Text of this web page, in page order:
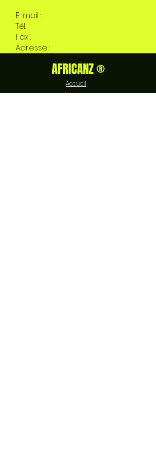
E-mail :
Tél. :
Fax :
Adresse :
AFRICANZ ®
Accueil
À propos